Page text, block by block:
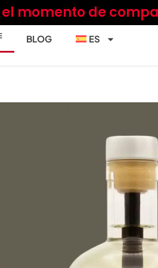
momento de
BLOG ES